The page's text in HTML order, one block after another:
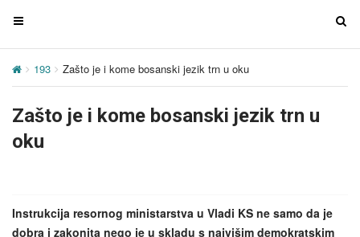
T
g
e
n
g
a
T
193 Zašto je i kome bosanski jezik trn u oku
Zašto je i kome bosanski jezik trn u
oku
Instrukcija resornog ministarstva u Vladi KS ne samo da je
dobra i zakonita nego je u skladu s najvišim demokratskim